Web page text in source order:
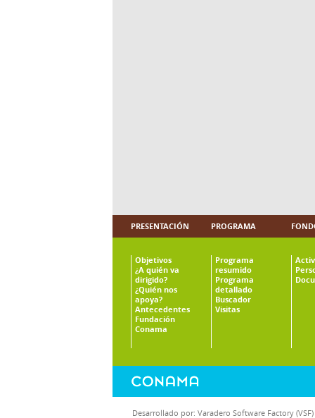
PRESENTACIÓN
Objetivos
¿A quién va
dirigido?
¿Quién nos
apoya?
Antecedentes
Fundación
Conama
PROGRAMA
Programa
resumido
Programa
detallado
Buscador
Visitas
Desarrollado por: Varadero Software Factory (VSF)